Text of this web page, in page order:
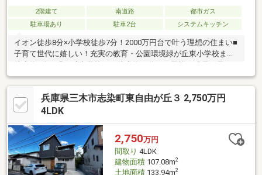
2階建て 南道路
都市ガス
駐車場あり
駐車2台 システムキッチン
イオン徒歩8分×小学校徒歩7分！2000万円台で叶う理想の住まい■
子育て世代に嬉しい！充実の教育・公園環境緑が丘東小学校まで
見守れる安心の通学距離です。徒歩2分の場所にはスポーツ公園が
あり、放課後や週末もご家族で伸び伸びと過ごせる環境が整って
います。■2000万円台で実現する、ゆとりあるファミリーライフ
「手の届きやすい価格帯」でありながら、周辺にはイオン三木青
く、かつ妥協のない住環境を求める子育て世帯に最適な一邸で
す。
兵庫県三木市志染町東自由が丘３ 2,750万円
4LDK
2,750万円
間取り 4LDK
建物面積107.08m2
土地面積133.94m2